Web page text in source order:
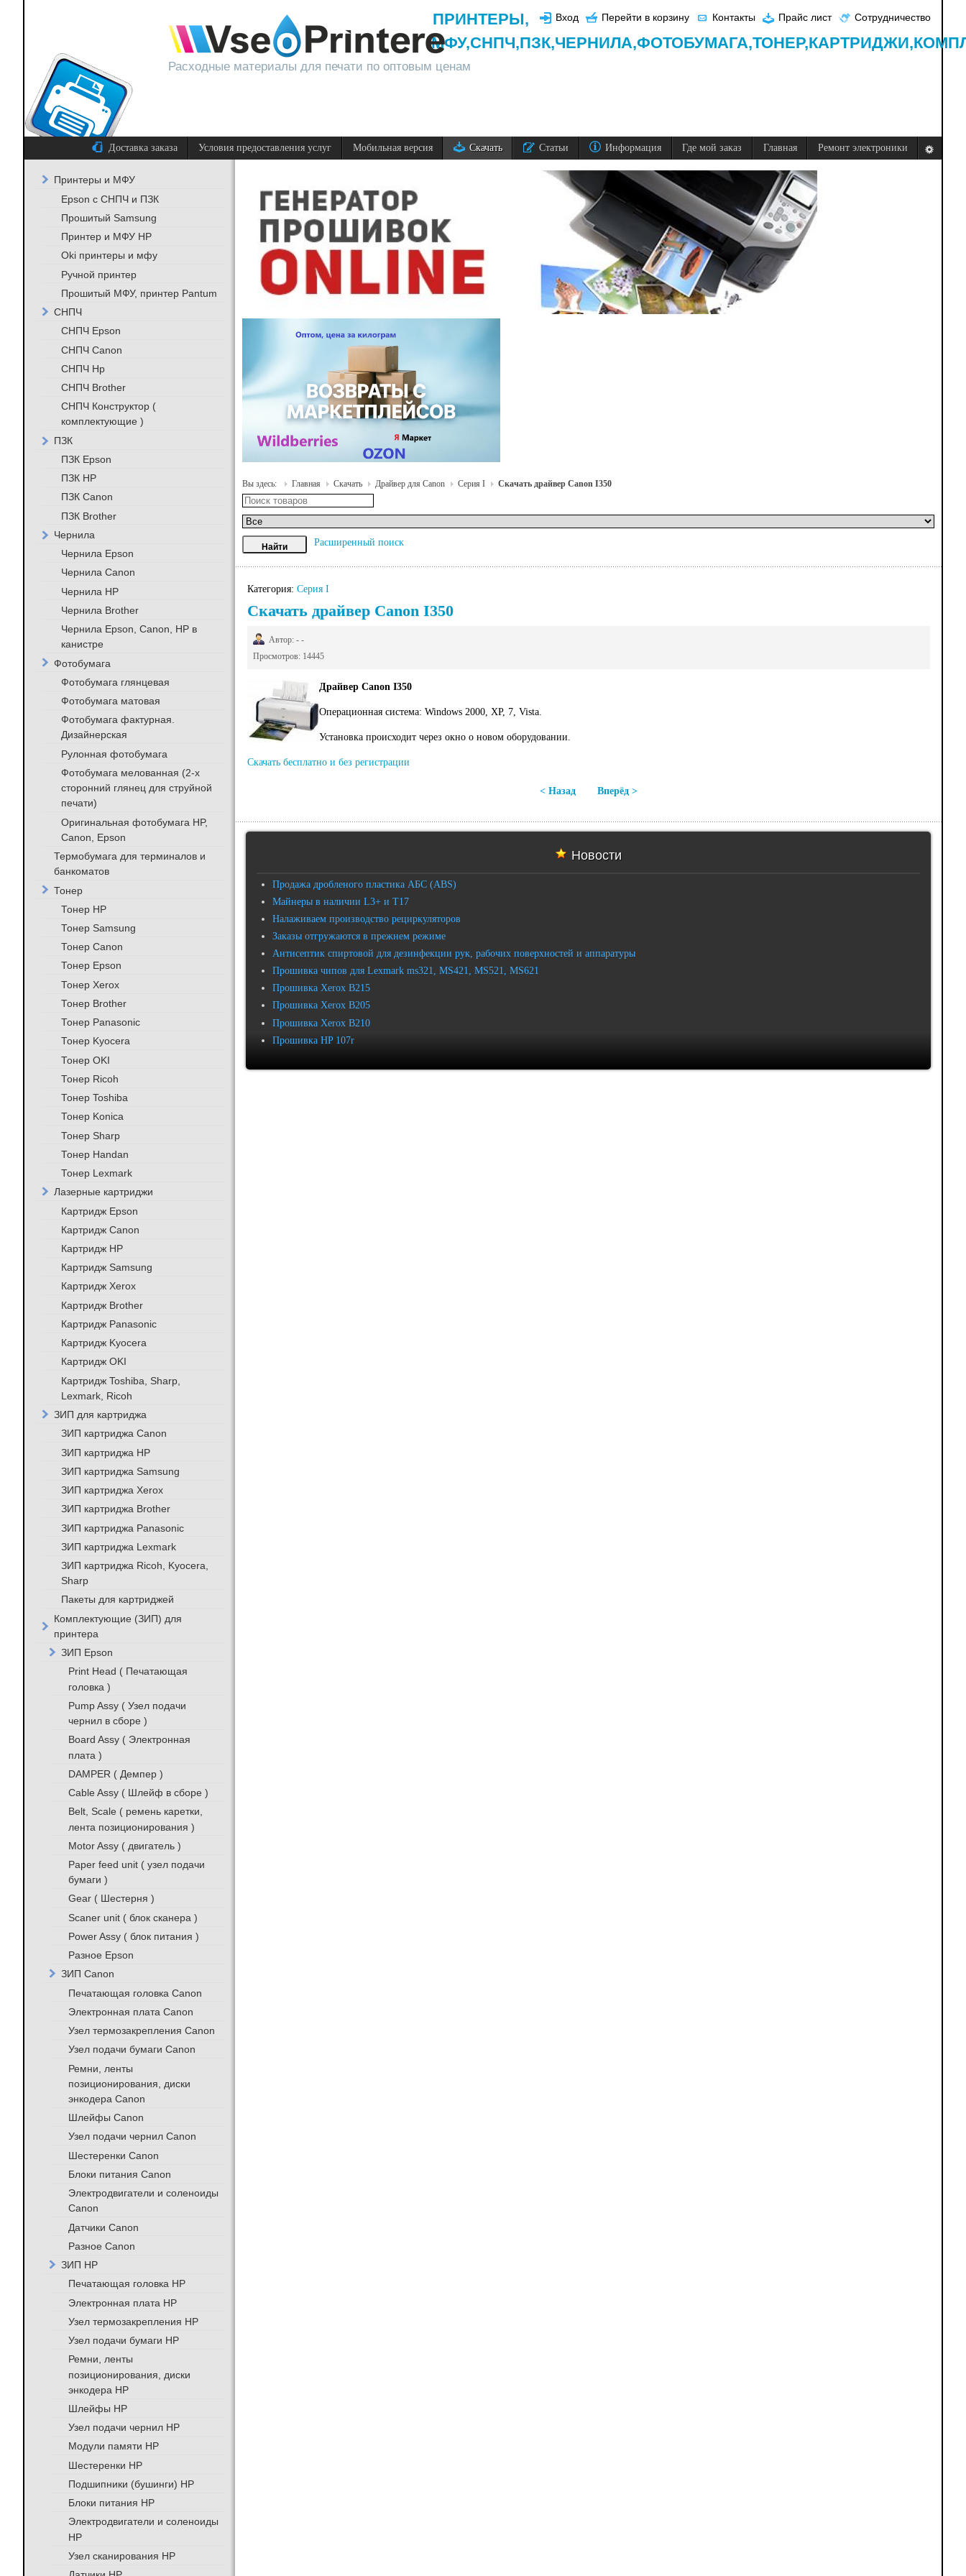
Расходные материалы для печати по оптовым ценам
Вход Перейти в корзину Контакты Прайс лист Сотрудничество
ПРИНТЕРЫ,
МФУ,СНПЧ,ПЗК,ЧЕРНИЛА,ФОТОБУМАГА,ТОНЕР,КАРТРИДЖИ,
Доставка заказа Условия предоставления услуг Мобильная версия Скачать Статьи Информация Где мой заказ Главная Ремонт электроники
Вы здесь: Главная Скачать Драйвер для Canon Серия I Скачать драйвер Canon I350
Расширенный поиск
Категория: Серия I
Скачать драйвер Canon I350
Автор: - -
Просмотров: 14445
Драйвер Canon I350
Операционная система: Windows 2000, XP, 7, Vista.
Установка происходит через окно о новом оборудовании.
Скачать бесплатно и без регистрации
< Назад Вперёд >
Новости
Продажа дробленого пластика АБС (ABS)
Майнеры в наличии L3+ и T17
Налаживаем производство рециркуляторов
Заказы отгружаются в прежнем режиме
Антисептик спиртовой для дезинфекции рук, рабочих поверхностей и аппаратуры
Прошивка чипов для Lexmark ms321, MS421, MS521, MS621
Прошивка Xerox B215
Прошивка Xerox B205
Прошивка Xerox B210
Прошивка HP 107r
Принтеры и МФУ
Epson с СНПЧ и ПЗК
Прошитый Samsung
Принтер и МФУ HP
Oki принтеры и мфу
Ручной принтер
Прошитый МФУ, принтер Pantum
СНПЧ
СНПЧ Epson
СНПЧ Canon
СНПЧ Hp
СНПЧ Brother
СНПЧ Конструктор (
комплектующие )
ПЗК
ПЗК Epson
ПЗК HP
ПЗК Canon
ПЗК Brother
Чернила
Чернила Epson
Чернила Canon
Чернила HP
Чернила Brother
Чернила Epson, Canon, HP в
канистре
Фотобумага
Фотобумага глянцевая
Фотобумага матовая
Фотобумага фактурная.
Дизайнерская
Рулонная фотобумага
Фотобумага мелованная (2-х
сторонний глянец для струйной
печати)
Оригинальная фотобумага HP,
Canon, Epson
Термобумага для терминалов и
банкоматов
Тонер
Тонер HP
Тонер Samsung
Тонер Canon
Тонер Epson
Тонер Xerox
Тонер Brother
Тонер Panasonic
Тонер Kyocera
Тонер OKI
Тонер Ricoh
Тонер Toshiba
Тонер Konica
Тонер Sharp
Тонер Handan
Тонер Lexmark
Лазерные картриджи
Картридж Epson
Картридж Canon
Картридж HP
Картридж Samsung
Картридж Xerox
Картридж Brother
Картридж Panasonic
Картридж Kyocera
Картридж OKI
Картридж Toshiba, Sharp,
Lexmark, Ricoh
ЗИП для картриджа
ЗИП картриджа Canon
ЗИП картриджа HP
ЗИП картриджа Samsung
ЗИП картриджа Xerox
ЗИП картриджа Brother
ЗИП картриджа Panasonic
ЗИП картриджа Lexmark
ЗИП картриджа Ricoh, Kyocera,
Sharp
Пакеты для картриджей
Комплектующие (ЗИП) для
принтера
ЗИП Epson
Print Head ( Печатающая
головка )
Pump Assy ( Узел подачи
чернил в сборе )
Board Assy ( Электронная
плата )
DAMPER ( Демпер )
Cable Assy ( Шлейф в сборе )
Belt, Scale ( ремень каретки,
лента позиционирования )
Motor Assy ( двигатель )
Paper feed unit ( узел подачи
бумаги )
Gear ( Шестерня )
Scaner unit ( блок сканера )
Power Assy ( блок питания )
Разное Epson
ЗИП Canon
Печатающая головка Canon
Электронная плата Canon
Узел термозакрепления Canon
Узел подачи бумаги Canon
Ремни, ленты
позиционирования, диски
энкодера Canon
Шлейфы Canon
Узел подачи чернил Canon
Шестеренки Canon
Блоки питания Canon
Электродвигатели и соленоиды
Canon
Датчики Canon
Разное Canon
ЗИП HP
Печатающая головка HP
Электронная плата HP
Узел термозакрепления HP
Узел подачи бумаги HP
Ремни, ленты
позиционирования, диски
энкодера HP
Шлейфы HP
Узел подачи чернил HP
Модули памяти HP
Шестеренки HP
Подшипники (бушинги) HP
Блоки питания HP
Электродвигатели и соленоиды
HP
Узел сканирования HP